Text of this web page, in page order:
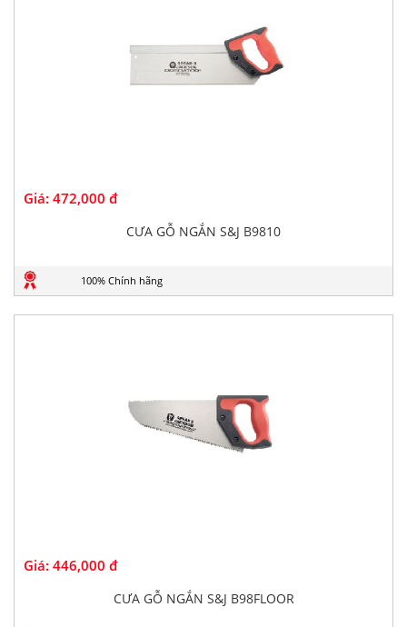
Giá: 472,000 đ
CƯA GỖ NGẮN S&J B9810
100% Chính hãng
Giá: 446,000 đ
CƯA GỖ NGẮN S&J B98FLOOR